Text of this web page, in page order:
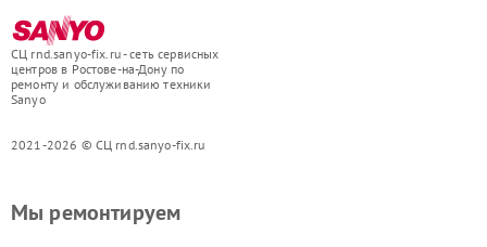
СЦ rnd.sanyo-fix.ru - сеть сервисных
центров в Ростове-на-Дону по
ремонту и обслуживанию техники
Sanyo
2021-2026 © СЦ rnd.sanyo-fix.ru
Мы ремонтируем